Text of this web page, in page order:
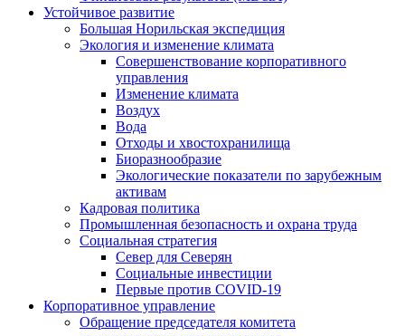
Устойчивое развитие
Большая Норильская экспедиция
Экология и изменение климата
Совершенствование корпоративного
управления
Изменение климата
Воздух
Вода
Отходы и хвостохранилища
Биоразнообразие
Экологические показатели по зарубежным
активам
Кадровая политика
Промышленная безопасность и охрана труда
Социальная стратегия
Север для Северян
Социальные инвестиции
Первые против COVID‑19
Корпоративное управление
Обращение председателя комитета